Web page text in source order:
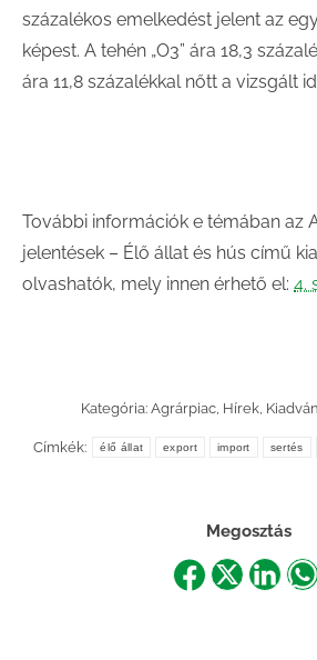
százalékos emelkedést jelent az
képest. A tehén „O3” ára 18,3
ára 11,8 százalékkal nőtt a vizsgált
További információk e témában az
jelentések – Élő állat és hús című
olvashatók, mely innen érhető el: 4.
Kategória: Agrárpiac, Hírek,
Címkék: élő állat export import sertés
Megosztás
ShareShareShare